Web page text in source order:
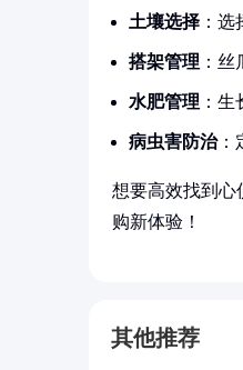
土壤选择 ：
搭架管理 ：
水肥管理 ：
病虫害防治：
想要高效找到心
购新体验！
其他推荐